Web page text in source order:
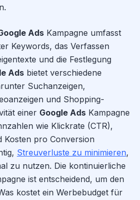
Ads Kampagne umfasst
Keywords, das Verfassen
und die Festlegung
Ads bietet verschiedene
Suchanzeigen,
und Shopping-
einer Google Ads Kampagne
wie Klickrate (CTR),
Kosten pro Conversion
Streuverluste zu minimieren,
zu nutzen. Die kontinuierliche
ist entscheidend, um den
kostet ein Werbebudget für